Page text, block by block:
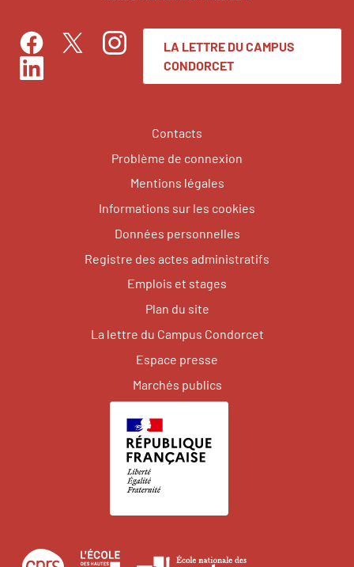
FacebookTwitterInstagram
LinkedIn
LA LETTRE DU CAMPUS
CONDORCET
Contacts
Problème de connexion
Mentions légales
Informations sur les cookies
Données personnelles
Registre des actes administratifs
Emplois et stages
Plan du site
La lettre du Campus Condorcet
Espace presse
Marchés publics
Centre École